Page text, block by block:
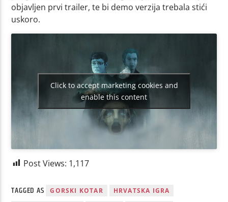
objavljen prvi trailer, te bi demo verzija trebala stići
uskoro.
Click to accept marketing cookies and
enable this content
Post Views: 1,117
TAGGED AS GORSKI KOTAR
HRVATSKA IGRA